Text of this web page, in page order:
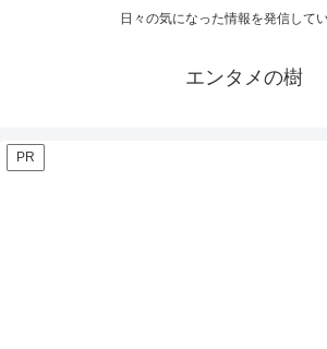
日々の気になった情報を発信してい
エンタメの樹
PR